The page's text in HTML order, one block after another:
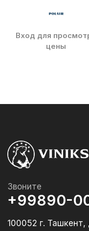
Вход для
цены
Звоните
+99890-
100052 г.